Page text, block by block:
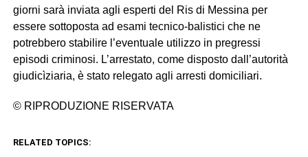
giorni sarà inviata agli esperti del Ris di Messina per
essere sottoposta ad esami tecnico-balistici che ne
potrebbero stabilire l’eventuale utilizzo in pregressi
episodi criminosi. L’arrestato, come disposto dall’autorità
giudicìziaria, è stato relegato agli arresti domiciliari.
© RIPRODUZIONE RISERVATA
RELATED TOPICS: